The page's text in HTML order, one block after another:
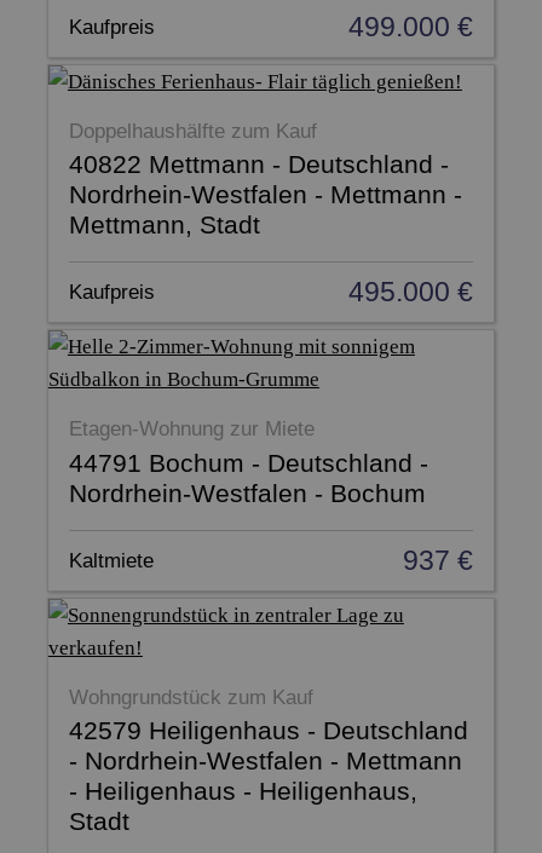
Kaufpreis 499.000 €
Doppelhaushälfte zum Kauf
40822 Mettmann - Deutschland -
Nordrhein-Westfalen - Mettmann -
Mettmann, Stadt
Kaufpreis 495.000 €
Etagen-Wohnung zur Miete
44791 Bochum - Deutschland -
Nordrhein-Westfalen - Bochum
Kaltmiete 937 €
Wohngrundstück zum Kauf
42579 Heiligenhaus - Deutschland
- Nordrhein-Westfalen - Mettmann
- Heiligenhaus - Heiligenhaus,
Stadt